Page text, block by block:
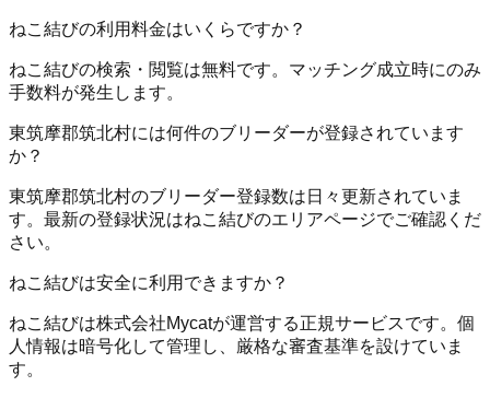
ねこ結びの利用料金はいくらですか？
ねこ結びの検索・閲覧は無料です。マッチング成立時にのみ
手数料が発生します。
東筑摩郡筑北村には何件のブリーダーが登録されています
か？
東筑摩郡筑北村のブリーダー登録数は日々更新されていま
す。最新の登録状況はねこ結びのエリアページでご確認くだ
さい。
ねこ結びは安全に利用できますか？
ねこ結びは株式会社Mycatが運営する正規サービスです。個
人情報は暗号化して管理し、厳格な審査基準を設けていま
す。